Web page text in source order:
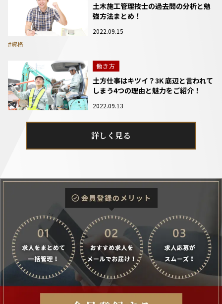
土木施工管理技士の過去問の分析と勉
強方法まとめ！
2022.09.15
#資格
働き方
土方仕事はキツイ？3K 底辺と言われて
しまう4つの理由と魅力をご紹介！
2022.09.13
詳しく見る